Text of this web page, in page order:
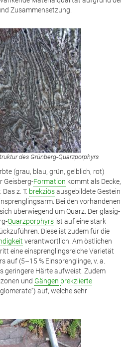
Zusammensetzung.
des Grünberg-Quarzporphyrs
(grau, blau, grün, gelblich, rot)
Geisberg-Formation kommt als Decke,
z. T. brekziösausgebildete Gestein
Bei den vorhandenen
überwiegend um Quarz. Der glasig-
Quarzporphyrs ist auf eine stark
Diese ist zudem für die
verantwortlich. Am östlichen
eine einsprenglingsreiche Varietät
auf (5–15 % Einsprenglinge, v. a.
geringere Härte aufweist. Zudem
und Gängen brekziierte
auf, welche sehr